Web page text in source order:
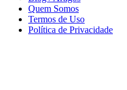
Quem Somos
Termos de Uso
Política de Privacidade